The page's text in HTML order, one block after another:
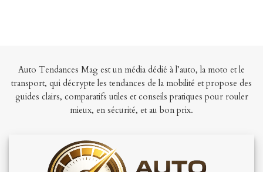
Auto Tendances Mag est un média dédié à l’auto, la moto et le
transport, qui décrypte les tendances de la mobilité et propose des
guides clairs, comparatifs utiles et conseils pratiques pour rouler
mieux, en sécurité, et au bon prix.